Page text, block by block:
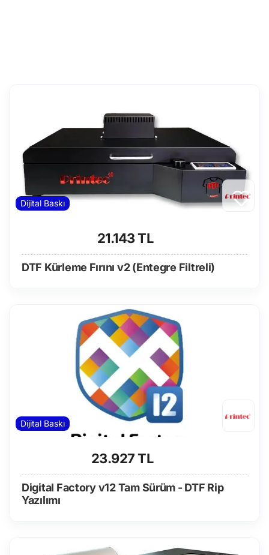
Dijital Baskı
21.143 TL
DTF Kürleme Fırını v2 (Entegre Filtreli)
Dijital Baskı
23.927 TL
Digital Factory v12 Tam Sürüm - DTF Rip
Yazılımı